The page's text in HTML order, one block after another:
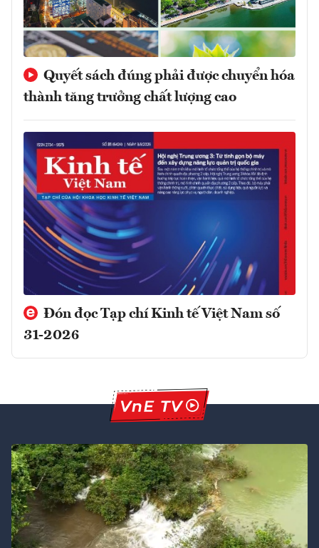
Quyết sách đúng phải được chuyển hóa
thành tăng trưởng chất lượng cao
Đón đọc Tạp chí Kinh tế Việt Nam số
31-2026